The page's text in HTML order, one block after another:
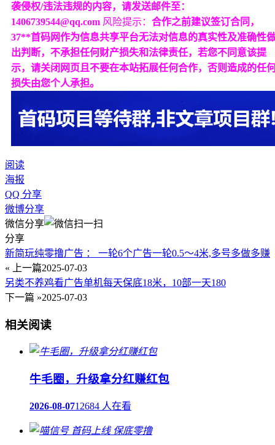
袭侵权/违法违规的内容，请发送邮件至：
1406739544@qq.com 风险提示： 合作之前建议签订合同，
37**首码网作为信息共享平台无法对信息的真实性及准确性
出判断，不承担任何财产损失和法律责任，若您不同意该提
示，请关闭网页且不要在本站拓展任何合作，否则造成的任
损失由您个人承担。
阅读
海报
QQ 分享
微博分享
微信分享
分享
新简玩纯零撸广告 ： 一轮6个广告一轮0.5～4米,多号多做多赚
« 上一篇2025-07-03
另类不养鸡看广告单机每天保底18米，10部一天180
下一篇 »2025-07-03
相关阅读
牛毛圈，升级拿分红赚红包
2026-08-0712684 人在看